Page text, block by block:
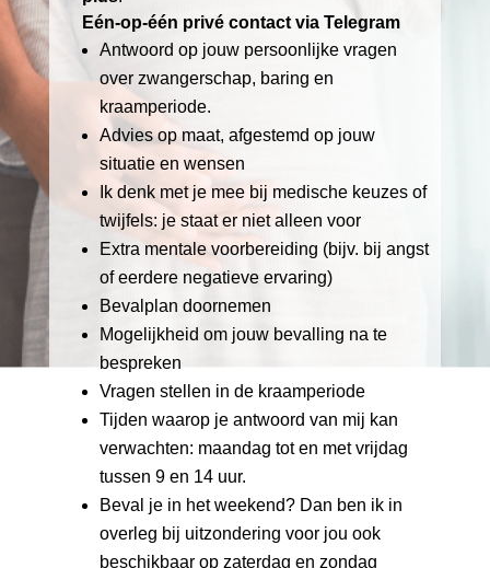
Eén-op-één privé contact via Telegram
Antwoord op jouw persoonlijke vragen
over zwangerschap, baring en
kraamperiode.
Advies op maat, afgestemd op jouw
situatie en wensen
Ik denk met je mee bij medische keuzes of
twijfels: je staat er niet alleen voor
Extra mentale voorbereiding (bijv. bij angst
of eerdere negatieve ervaring)
Bevalplan doornemen
Mogelijkheid om jouw bevalling na te
bespreken
Vragen stellen in de kraamperiode
Tijden waarop je antwoord van mij kan
verwachten: maandag tot en met vrijdag
tussen 9 en 14 uur.
Beval je in het weekend? Dan ben ik in
overleg bij uitzondering voor jou ook
beschikbaar op zaterdag en zondag